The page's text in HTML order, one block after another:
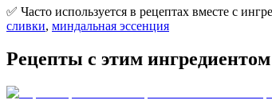
✅ Часто используется в рецептах вместе с
сливки, миндальная эссенция
Рецепты с этим ингредиентом